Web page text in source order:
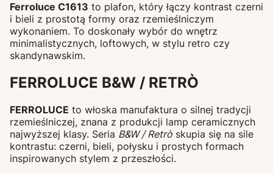
Ferroluce C1613 to plafon, który łączy kontrast czerni
i bieli z prostotą formy oraz rzemieślniczym
wykonaniem. To doskonały wybór do wnętrz
minimalistycznych, loftowych, w stylu retro czy
skandynawskim.
FERROLUCE B&W / RETRÒ
FERROLUCE to włoska manufaktura o silnej tradycji
rzemieślniczej, znana z produkcji lamp ceramicznych
najwyższej klasy. Seria B&W / Retrò skupia się na sile
kontrastu: czerni, bieli, połysku i prostych formach
inspirowanych stylem z przeszłości.